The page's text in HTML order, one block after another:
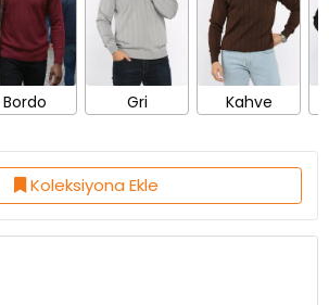
Bordo Gri Kahve
Koleksiyona Ekle